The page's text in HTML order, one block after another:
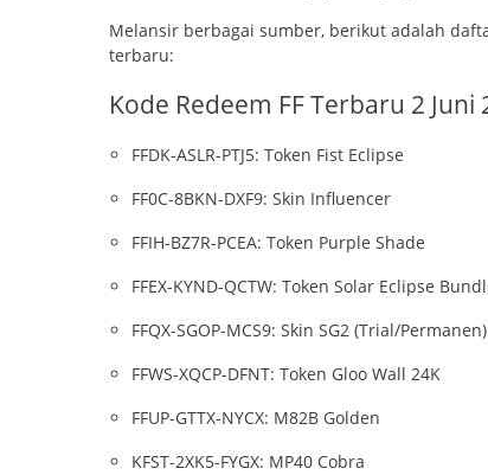
Melansir berbagai sumber, berikut adalah
terbaru:
Kode Redeem FF Terbaru 2
FFDK-ASLR-PTJ5: Token Fist Eclipse
FF0C-8BKN-DXF9: Skin Influencer
FFIH-BZ7R-PCEA: Token Purple Shade
FFEX-KYND-QCTW: Token Solar Eclipse
FFQX-SGOP-MCS9: Skin SG2 (Trial/Permanen)
FFWS-XQCP-DFNT: Token Gloo Wall 24K
FFUP-GTTX-NYCX: M82B Golden
KFST-2XK5-FYGX: MP40 Cobra